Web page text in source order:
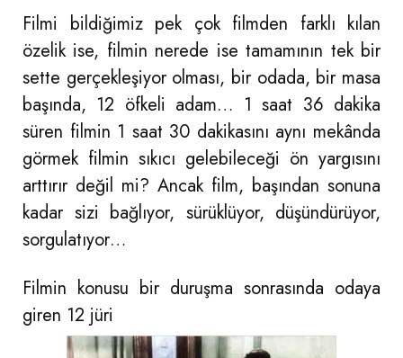
Filmi bildiğimiz pek çok filmden farklı kılan
özelik ise, filmin nerede ise tamamının tek bir
sette gerçekleşiyor olması, bir odada, bir masa
başında, 12 öfkeli adam… 1 saat 36 dakika
süren filmin 1 saat 30 dakikasını aynı mekânda
görmek filmin sıkıcı gelebileceği ön yargısını
arttırır değil mi? Ancak film, başından sonuna
kadar sizi bağlıyor, sürüklüyor, düşündürüyor,
sorgulatıyor…
Filmin konusu bir duruşma sonrasında odaya
giren 12 jüri